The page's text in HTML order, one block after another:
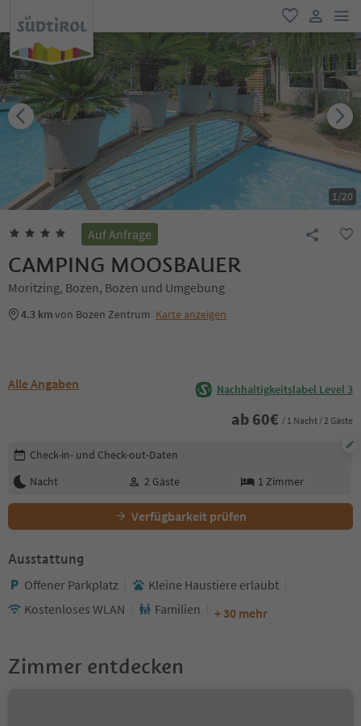
favorit
user link
1/20
Auf Anfrage
CAMPING MOOSBAUER
Moritzing, Bozen, Bozen und Umgebung
4.3 kmvon Bozen Zentrum Karte anzeigen
Alle Angaben Nachhaltigkeitslabel Level 3
ab 60€ / 1 Nacht / 2 Gäste
Buchungsdetails bearbeiten
Check-in- und Check-out-Daten
Nacht
2 Gäste 1 Zimmer
Verfügbarkeit prüfen
Ausstattung
Offener Parkplatz
Kleine Haustiere erlaubt
Kostenloses WLAN
Familien + 30 mehr
Zimmer entdecken